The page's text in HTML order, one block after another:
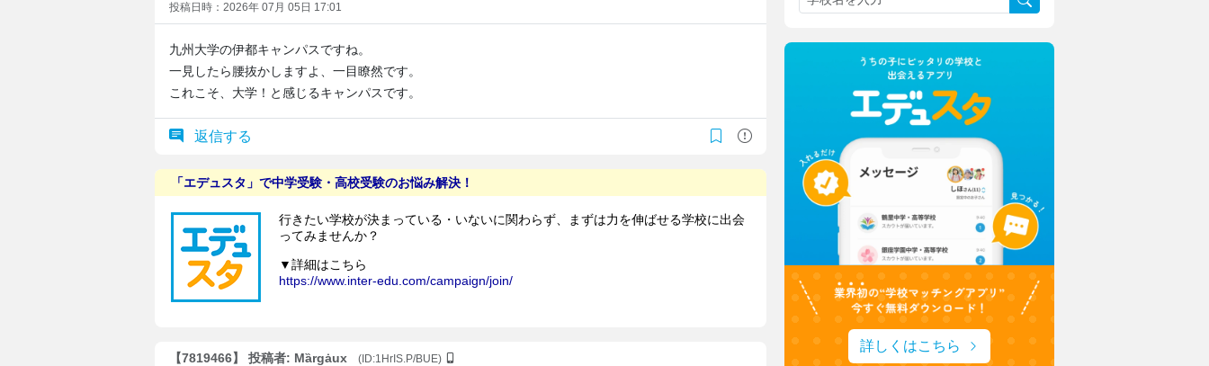
投稿日時：2026年 07月 05日 17:01
九州大学の伊都キャンパスですね。
一見したら腰抜かしますよ、一目瞭然です。
これこそ、大学！と感じるキャンパスです。
返信する
【7819466】 投稿者: Mȁrgȧux
(ID:1HrIS.P/BUE)
詳しくはこちら